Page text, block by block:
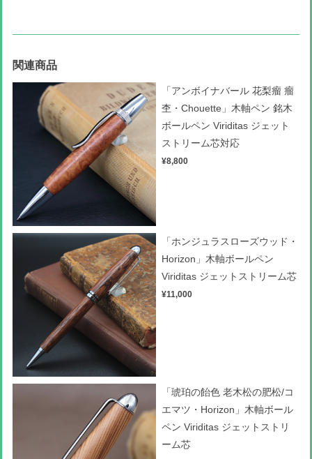
関連商品
「アンボイナバール 花梨瘤 瘤
杢・Chouette」木軸ペン 銘木
ボールペン Viriditas ジェット
ストリーム芯対応
¥8,800
「ホンジュラスローズウッド・
Horizon」木軸ボールペン
Viriditas ジェットストリーム芯
¥11,000
「琥珀の飴色 老木松の肥松/コ
エマツ・Horizon」木軸ボール
ペン Viriditas ジェットストリ
ーム芯